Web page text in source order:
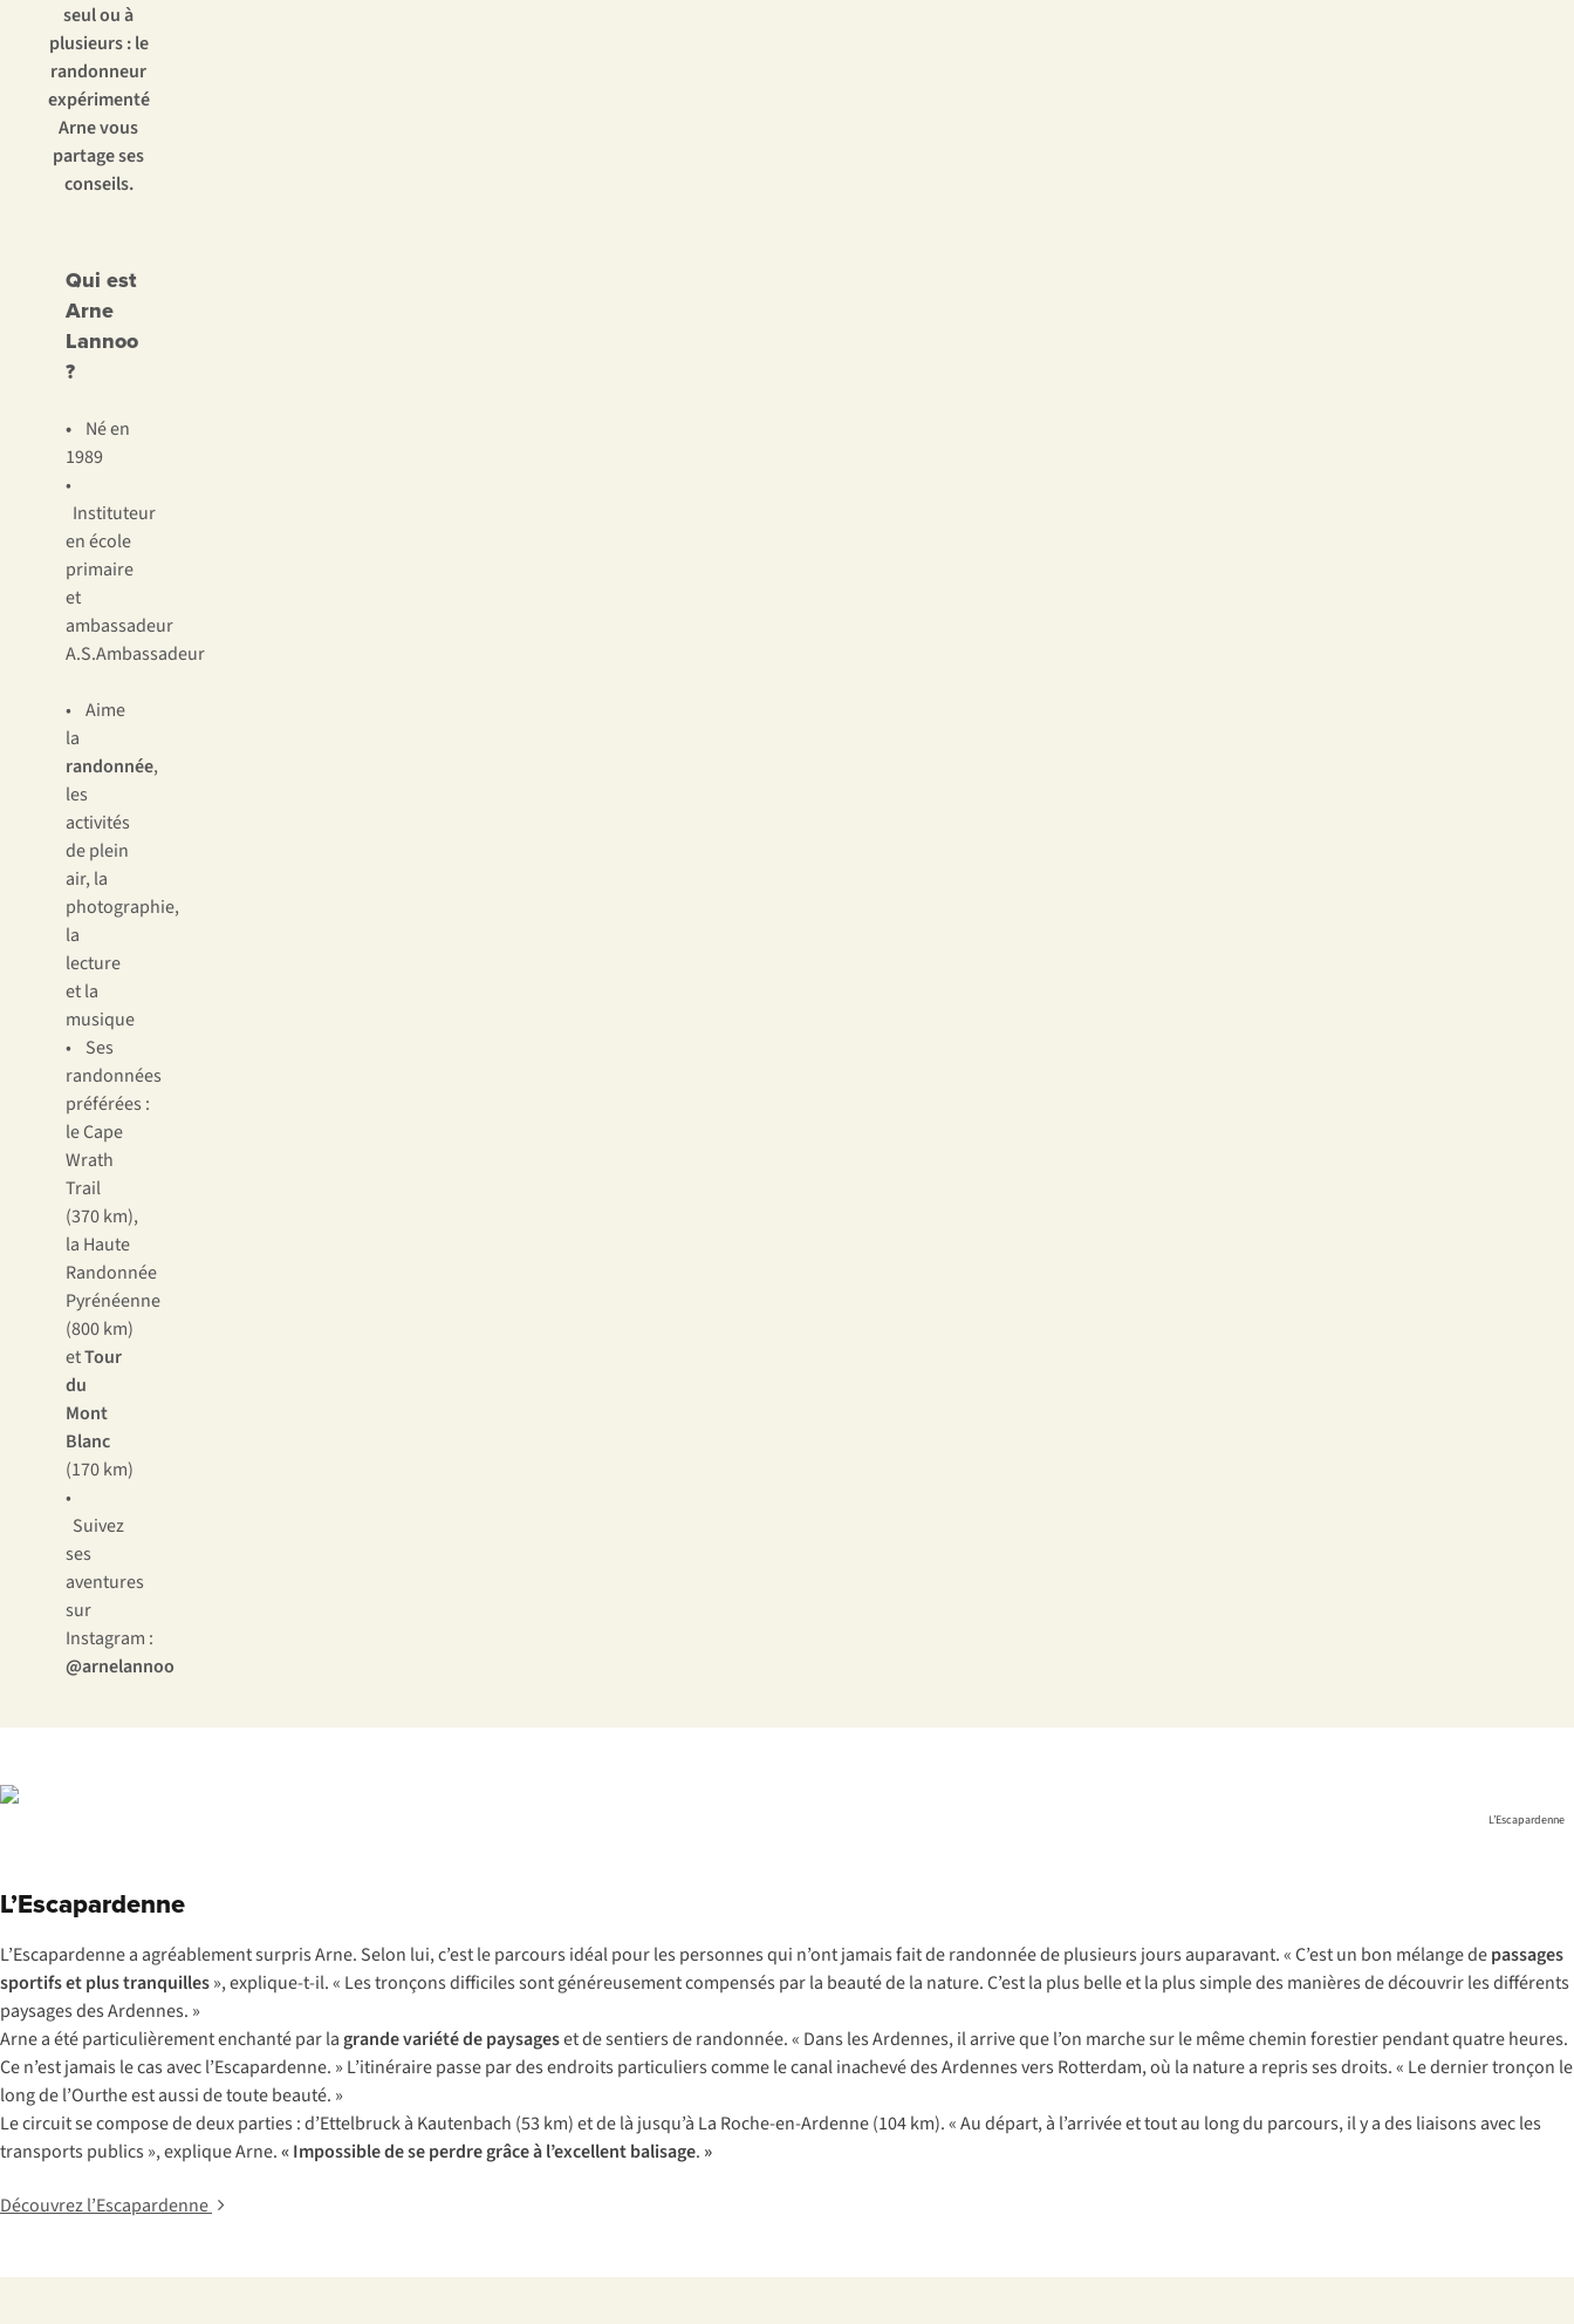
seul ou à
plusieurs : le
randonneur
expérimenté
Arne vous
partage ses
conseils.
Qui est
Arne
Lannoo
?
• Né en
1989
•
Instituteur
en école
primaire
et
ambassadeur
A.S.Ambassadeur
• Aime
la
randonnée,
les
activités
de plein
air, la
photographie,
la
lecture
et la
musique
• Ses
randonnées
préférées :
le Cape
Wrath
Trail
(370 km),
la Haute
Randonnée
Pyrénéenne
(800 km)
etTour
du
Mont
Blanc
(170 km)
•
Suivez
ses
aventures
sur
Instagram :
@arnelannoo
L’Escapardenne
L’Escapardenne
L’Escapardenne a agréablement surpris Arne. Selon lui, c’est le parcours idéal pour les personnes qui n’ont jamais fait de randonnée de plusieurs jours auparavant. « C’est un bon mélange depassages
sportifs et plus tranquilles», explique-t-il. « Les tronçons difficiles sont généreusement compensés par la beauté de la nature. C’est la plus belle et la plus simple des manières de découvrir les différents
paysages des Ardennes. »
Arne a été particulièrement enchanté par la grande variété de paysageset de sentiers de randonnée. « Dans les Ardennes, il arrive que l’on marche sur le même chemin forestier pendant quatre heures.
Ce n’est jamais le cas avec l’Escapardenne. » L’itinéraire passe par des endroits particuliers comme le canal inachevé des Ardennes vers Rotterdam, où la nature a repris ses droits. « Le dernier tronçon le
long de l’Ourthe est aussi de toute beauté. »
Le circuit se compose de deux parties : d’Ettelbruck à Kautenbach (53 km) et de là jusqu’à La Roche-en-Ardenne (104 km). « Au départ, à l’arrivée et tout au long du parcours, il y a des liaisons avec les
transports publics », explique Arne.« Impossible de se perdre grâce à l’excellent balisage. »
Découvrez l’Escapardenne